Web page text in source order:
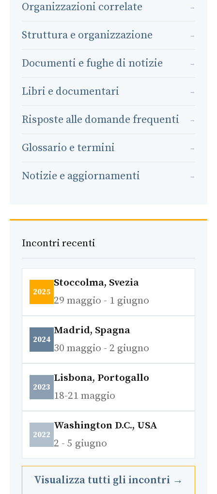
Organizzazioni correlate →
Struttura e organizzazione →
Documenti e fughe di notizie →
Libri e documentari →
Risposte alle domande frequenti →
Glossario e termini →
Notizie e aggiornamenti →
Incontri recenti
2025
Stoccolma, Svezia
29 maggio - 1 giugno
2024
Madrid, Spagna
30 maggio - 2 giugno
2023
Lisbona, Portogallo
18-21 maggio
2022
Washington D.C., USA
2 - 5 giugno
Visualizza tutti gli incontri →